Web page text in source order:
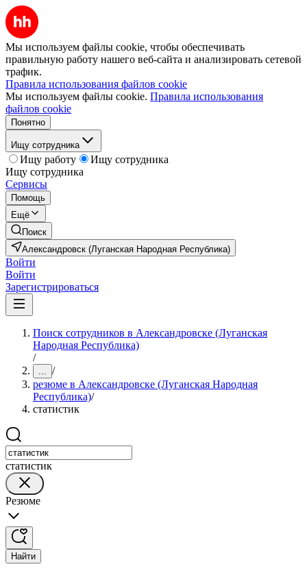
Мы используем файлы cookie, чтобы обеспечивать
правильную работу нашего веб-сайта и анализировать сетевой
трафик.
Правила использования файлов cookie
Мы используем файлы cookie. Правила использования
файлов cookie
Понятно
Ищу сотрудника
Ищу работу
Ищу сотрудника
Ищу сотрудника
Сервисы
Помощь
Ещё
Поиск
Александровск (Луганская Народная Республика)
Войти
Войти
Зарегистрироваться
Поиск сотрудников в Александровске (Луганская
Народная Республика)
/
... /
резюме в Александровске (Луганская Народная
Республика)/
статистик
статистик
Резюме
Найти